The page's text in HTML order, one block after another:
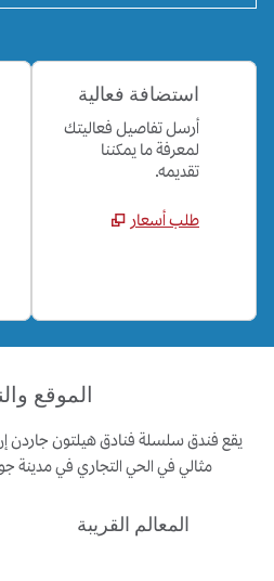
استضافة فعالية
أرسل تفاصيل فعاليتك
لمعرفة ما يمكننا
تقديمه.
طلب أسعار
الموقع
يقع فندق سلسلة فنادق هيلتون
مثالي في الحي التجاري في مدينة
المعالم القريبة